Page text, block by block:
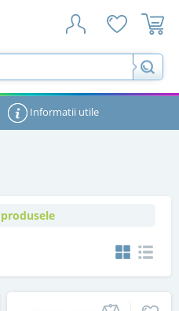
Informatii utile